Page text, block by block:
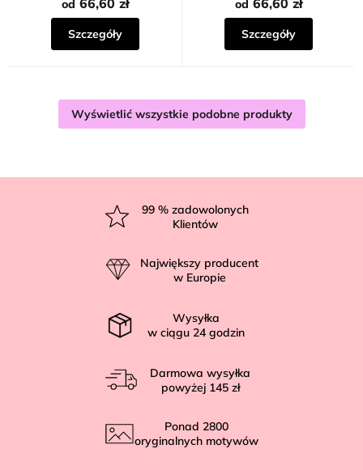
5
gwiazdek.
od
Szczegóły
od
Szczegóły
Wyświetlić wszystkie podobne produkty
99 % zadowolonych
Klientów
Największy producent
w Europie
Wysyłka
w ciągu 24 godzin
Darmowa wysyłka
powyżej 145 zł
Ponad 2800
oryginalnych motywów